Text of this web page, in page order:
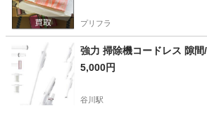
プリフラ
強力 掃除機コードレス 隙
5,000円
谷川駅